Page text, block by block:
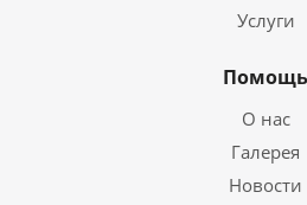
Услуги
Помощь
О нас
Галерея
Новости